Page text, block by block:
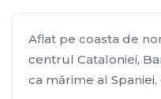
Aflat pe coasta de
centrul Cataloniei,
ca mărime al